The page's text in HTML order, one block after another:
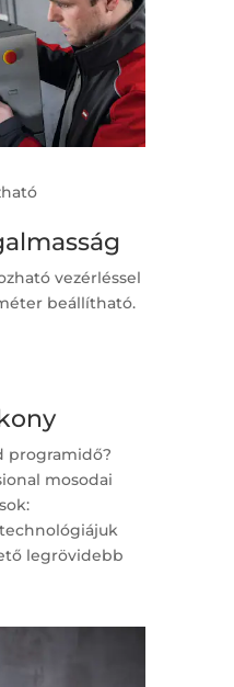
vezérléssel
beállítható.
programidő?
mosodai
legrövidebb